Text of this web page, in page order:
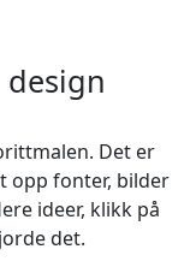
Det er
opp fonter, bilder
ideer, klikk på
det.